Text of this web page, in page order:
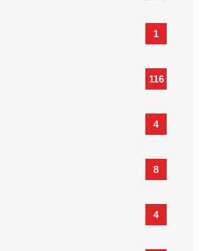
1
116
4
8
4